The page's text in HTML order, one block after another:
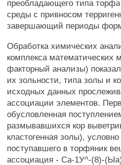
преобладающего типа
среды с привносом
завершающий периоды
Обработка химических
комплекса математических
факторный анализы)
их зольности, типа золы и
исходных данных
ассоциации элементов.
обусловленная
размывавшихся кор
кластогенная золы),
поступавшего в торфяник
ассоциация - Са-1У^-(8)-